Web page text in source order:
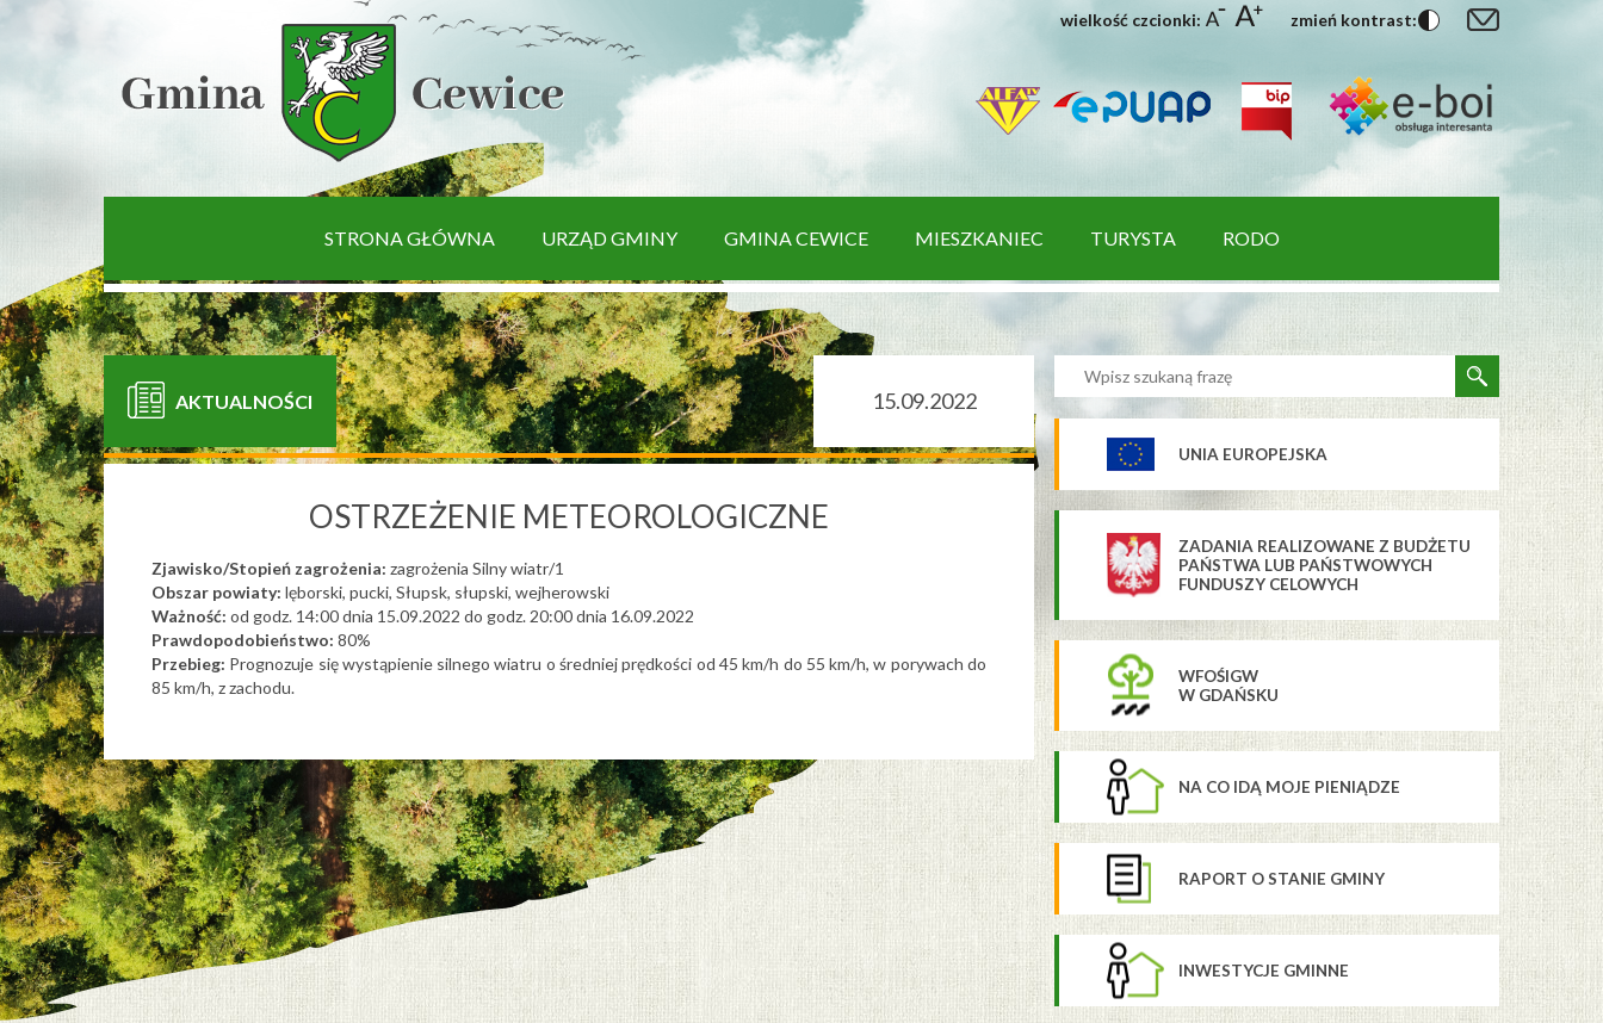
wielkość czcionki: zmień kontrast:
STRONA GŁÓWNA URZĄD GMINY GMINA CEWICE MIESZKANIEC TURYSTA RODO
AKTUALNOŚCI 15.09.2022
OSTRZEŻENIE METEOROLOGICZNE
Zjawisko/Stopień zagrożenia: zagrożenia Silny wiatr/1
Obszar powiaty: lęborski, pucki, Słupsk, słupski, wejherowski
Ważność: od godz. 14:00 dnia 15.09.2022 do godz. 20:00 dnia 16.09.2022
Prawdopodobieństwo: 80%
Przebieg: Prognozuje się wystąpienie silnego wiatru o średniej prędkości od 45 km/h do 55 km/h,w porywach do
85 km/h, z zachodu.
UNIA EUROPEJSKA
ZADANIA REALIZOWANE Z BUDŻETU
PAŃSTWA LUB PAŃSTWOWYCH
FUNDUSZY CELOWYCH
WFOŚIGW
W GDAŃSKU
NA CO IDĄ MOJE PIENIĄDZE
RAPORT O STANIE GMINY
INWESTYCJE GMINNE
[interaktywna-mapa]